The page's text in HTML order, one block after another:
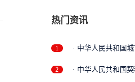
热门资讯
1 · 中华人民共和国
2 · 中华人民共和国